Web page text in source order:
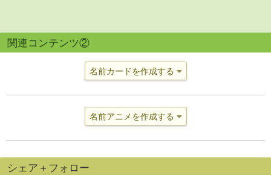
関連コンテンツ②
名前カードを作成する
名前アニメを作成する
シェア＋フォロー